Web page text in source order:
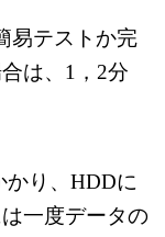
易テストか完
は、1，2分
かり、HDDに
一度データの